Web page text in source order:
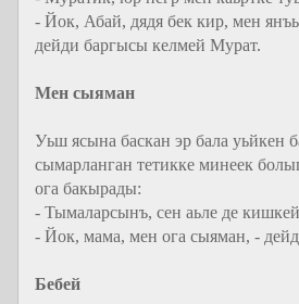
- Йок, Абай, дядя бек кир, мен
дейди баргысы келмей Мурат.
Мен сыяман
Уьш ясына баскан эр бала уьйкен
сымарланган тетикке минеек
ога бакырады:
- Тымаларсынъ, сен аьле де
- Йок, мама, мен ога сыяман, -
Бебей